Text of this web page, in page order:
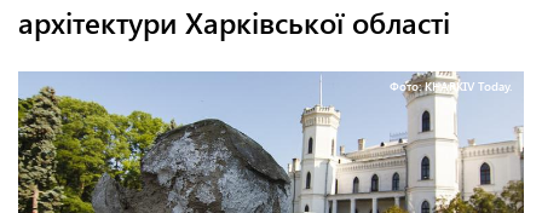
архітектури Харківської області
Фото: KHARKIV Today.